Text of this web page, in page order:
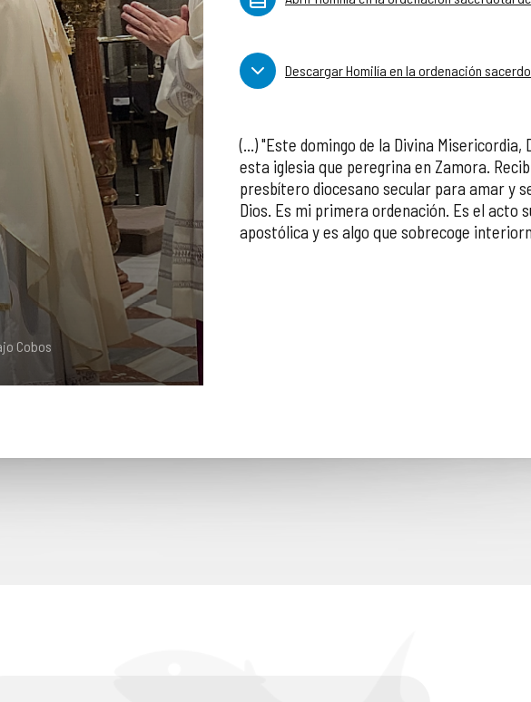
Cobos
Descargar Homilía en la ordenación
(...) "Este domingo de la Divina
esta iglesia que peregrina en Zamora.
presbítero diocesano secular para amar y
Dios. Es mi primera ordenación. Es el acto
apostólica y es algo que sobrecoge